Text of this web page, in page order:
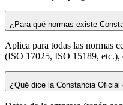
¿Para qué normas existe
Aplica para todas las normas
(ISO 17025, ISO 15189,
¿Qué dice la Constancia Oficial